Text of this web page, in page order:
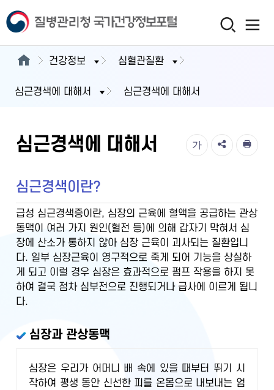
건강정보 심혈관질환
심근경색에 대해서 심근경색에 대해서
심근경색에 대해서 가
심근경색이란?
급성 심근경색증이란, 심장의 근육에 혈액을 공급하는 관상
동맥이 여러 가지 원인(혈전 등)에 의해 갑자기 막혀서 심
장에 산소가 통하지 않아 심장 근육이 괴사되는 질환입니
다. 일부 심장근육이 영구적으로 죽게 되어 기능을 상실하
게 되고 이럴 경우 심장은 효과적으로 펌프 작용을 하지 못
하여 결국 점차 심부전으로 진행되거나 급사에 이르게 됩니
다.
심장과 관상동맥
심장은 우리가 어머니 배 속에 있을 때부터 뛰기 시
작하여 평생 동안 신선한 피를 온몸으로 내보내는 엄